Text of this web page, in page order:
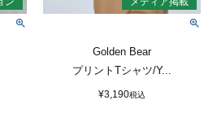
Golden Bear
プリントTシャツ/Y...
¥3,190税込